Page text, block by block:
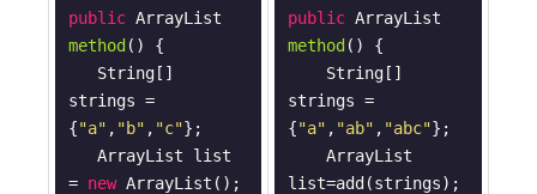
public
method ()
{
strings =
{"a" , "b" , "c"};
= new ArrayList();
public
method ()
{
strings =
{"a" , "ab" , "abc"};
list=add(strings);